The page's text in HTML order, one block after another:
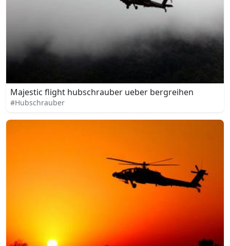
Majestic flight hubschrauber ueber bergreihen
#Hubschrauber